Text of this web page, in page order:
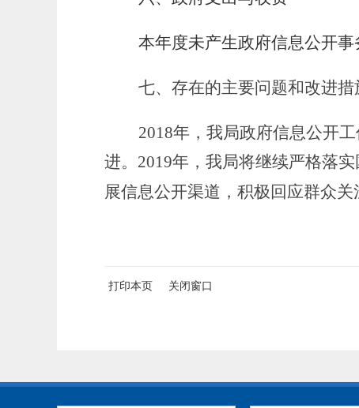
本年度未产生政府信息公开
七、存在的主要问题和改进措
2018年，我局政府信息公开
进。 2019年，我局将继续严格落
展信息公开渠道，积极回应群众
打印本页 关闭窗口